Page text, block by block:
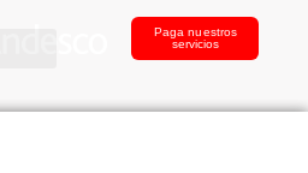
Paga nuestros
servicios